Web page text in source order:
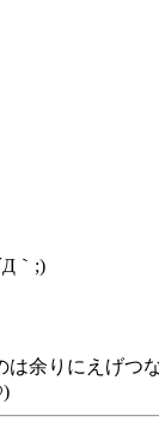
｀;)
余りにえげつ